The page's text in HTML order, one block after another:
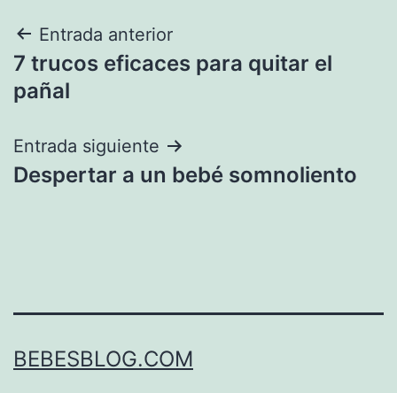
Navegación
de
Entrada anterior
7 trucos eficaces para quitar el
pañal
Entrada siguiente
Despertar a un bebé somnoliento
BEBESBLOG.COM